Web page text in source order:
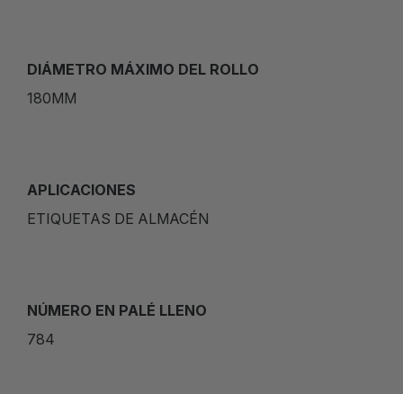
DIÁMETRO MÁXIMO DEL ROLLO
180MM
APLICACIONES
ETIQUETAS DE ALMACÉN
NÚMERO EN PALÉ LLENO
784